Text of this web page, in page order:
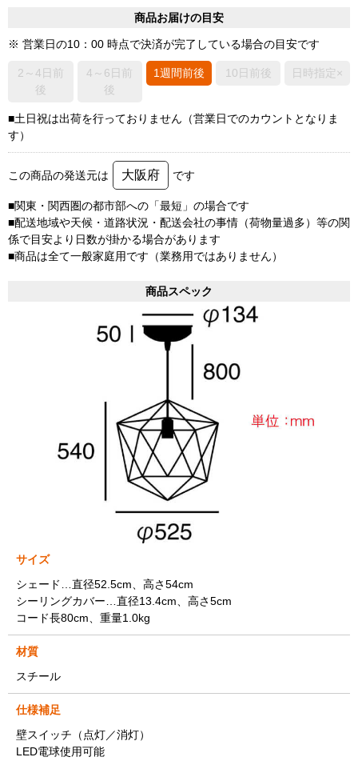
商品お届けの目安
※ 営業日の10：00 時点で決済が完了している場合の目安です
2～4日前
後
4～6日前
後
1週間前後 10日前後 日時指定×
■土日祝は出荷を行っておりません（営業日でのカウントとなりま
す）
この商品の発送元は 大阪府 です
■関東・関西圏の都市部への「最短」の場合です
■配送地域や天候・道路状況・配送会社の事情（荷物量過多）等の関
係で目安より日数が掛かる場合があります
■商品は全て一般家庭用です（業務用ではありません）
商品スペック
サイズ
シェード…直径52.5cm、高さ54cm
シーリングカバー…直径13.4cm、高さ5cm
コード長80cm、重量1.0kg
材質
スチール
仕様補足
壁スイッチ（点灯／消灯）
LED電球使用可能